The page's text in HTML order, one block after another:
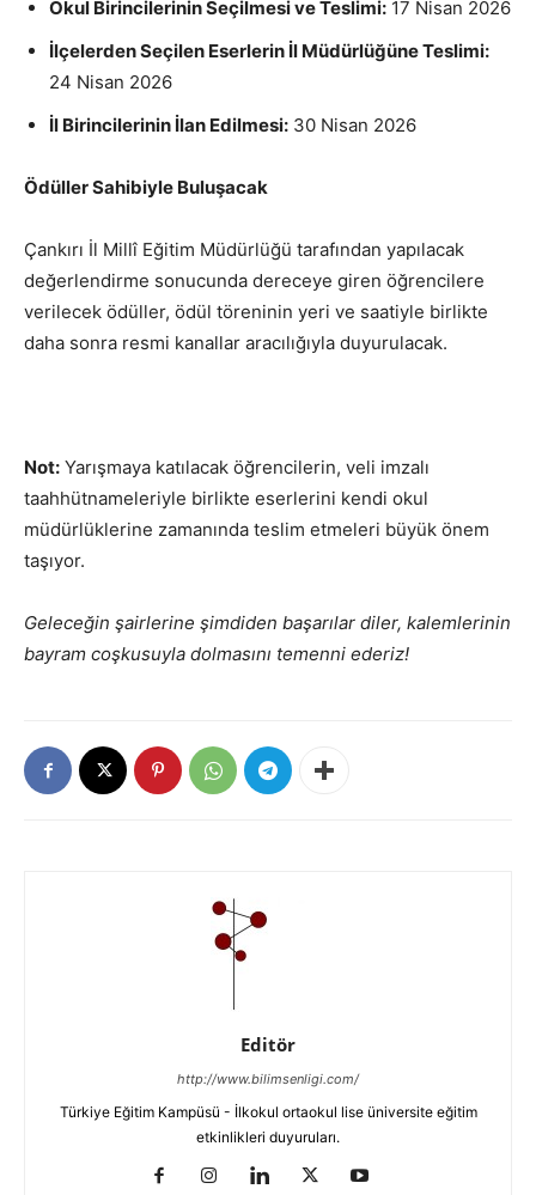
Okul Birincilerinin Seçilmesi ve Teslimi: 17 Nisan 2026
İlçelerden Seçilen Eserlerin İl Müdürlüğüne Teslimi:
24 Nisan 2026
İl Birincilerinin İlan Edilmesi: 30 Nisan 2026
Ödüller Sahibiyle Buluşacak
Çankırı İl Millî Eğitim Müdürlüğü tarafından yapılacak
değerlendirme sonucunda dereceye giren öğrencilere
verilecek ödüller, ödül töreninin yeri ve saatiyle birlikte
daha sonra resmi kanallar aracılığıyla duyurulacak.
Not: Yarışmaya katılacak öğrencilerin, veli imzalı
taahhütnameleriyle birlikte eserlerini kendi okul
müdürlüklerine zamanında teslim etmeleri büyük önem
taşıyor.
Geleceğin şairlerine şimdiden başarılar diler, kalemlerinin
bayram coşkusuyla dolmasını temenni ederiz!
Editör
http://www.bilimsenligi.com/
Türkiye Eğitim Kampüsü - İlkokul ortaokul lise üniversite eğitim
etkinlikleri duyuruları.